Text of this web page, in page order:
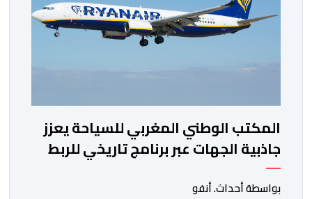
المكتب الوطني المغربي للسياحة يعزز
جاذبية الجهات عبر برنامج تاريخي للربط
الجوي مع شركة "رايان إير"
بواسطة أحداث. أنفو